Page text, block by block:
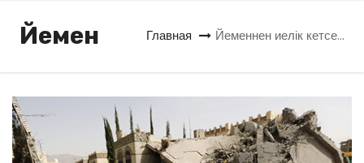
Йемен Главная Йеменнен иелік кетсе…